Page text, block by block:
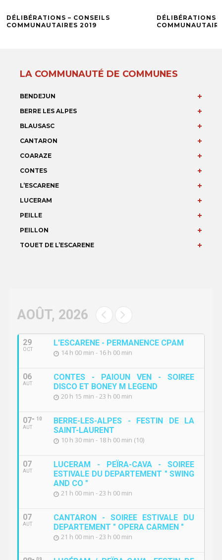
DÉLIBÉRATIONS – CONSEILS
COMMUNAUTAIRES 2019
DÉLIBÉRATIONS
LA COMMUNAUTÉ DE COMMUNES
BENDEJUN
BERRE LES ALPES
BLAUSASC
CANTARON
COARAZE
CONTES
L’ESCARENE
LUCERAM
PEILLE
PEILLON
TOUET DE L’ESCARENE
AOÛT, 2026
29
OCT
L'ESCARENE - PERMANENCE CPAM
14 h 00 min - 16 h 00 min
06
AUT
CONTES - PAIOUN VEN - SOIREE
DISCO ET BONEY M LEGEND
20 h 15 min - 23 h 00 min
07
AUT
10
BERRE-LES-ALPES - FESTIN DE LA
SAINT-LAURENT
10 h 30 min - 18 h 00 min (10)
07
AUT
LUCERAM - PEÏRA-CAVA - SOIREE
ESTIVALE DU DEPARTEMENT " SWING
AND CO "
21 h 00 min - 23 h 00 min
07
AUT
CANTARON - SOIREE ESTIVALE DU
DEPARTEMENT " OPERA CARMEN "
21 h 00 min - 23 h 00 min